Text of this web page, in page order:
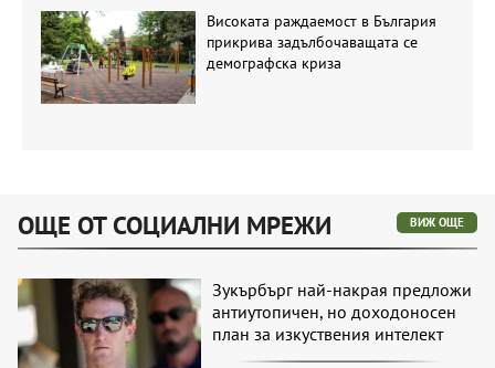
Високата раждаемост в България
прикрива задълбочаващата се
демографска криза
ОЩЕ ОТ СОЦИАЛНИ МРЕЖИ ВИЖ ОЩЕ
Зукърбърг най-накрая предложи
антиутопичен, но доходоносен
план за изкуствения интелект